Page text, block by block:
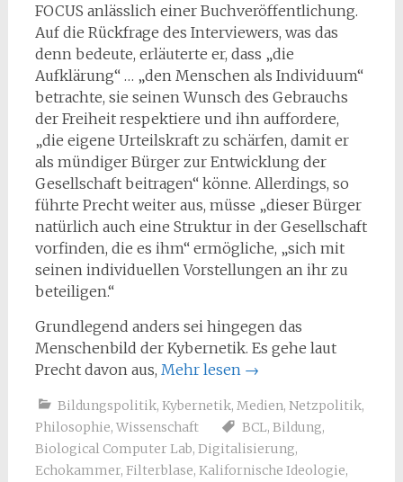
FOCUS anlässlich einer Buchveröffentlichung.
Auf die Rückfrage des Interviewers, was das
denn bedeute, erläuterte er, dass „die
Aufklärung“ … „den Menschen als Individuum“
betrachte, sie seinen Wunsch des Gebrauchs
der Freiheit respektiere und ihn auffordere,
„die eigene Urteilskraft zu schärfen, damit er
als mündiger Bürger zur Entwicklung der
Gesellschaft beitragen“ könne. Allerdings, so
führte Precht weiter aus, müsse „dieser Bürger
natürlich auch eine Struktur in der Gesellschaft
vorfinden, die es ihm“ ermögliche, „sich mit
seinen individuellen Vorstellungen an ihr zu
beteiligen.“
Grundlegend anders sei hingegen das
Menschenbild der Kybernetik. Es gehe laut
Precht davon aus, Mehr lesen →
Bildungspolitik, Kybernetik, Medien, Netzpolitik,
Philosophie, Wissenschaft BCL, Bildung,
Biological Computer Lab, Digitalisierung,
Echokammer, Filterblase, Kalifornische Ideologie,